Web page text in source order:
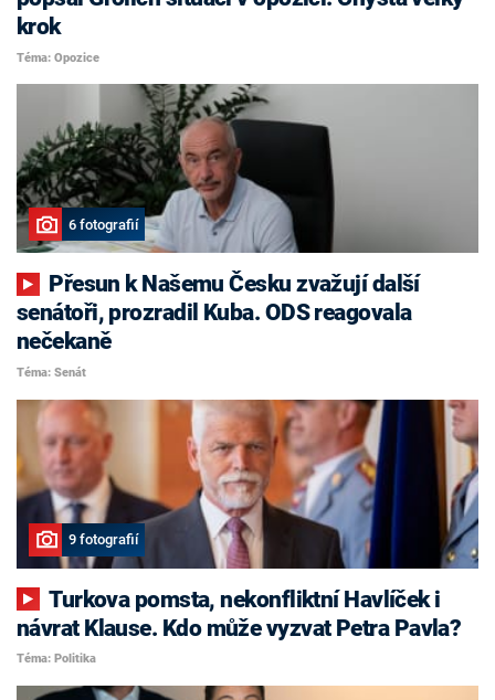
krok
Téma: Opozice
6 fotografií
senátoři, prozradil Kuba. ODS reagovala
nečekaně
Téma: Senát
9 fotografií
Turkova pomsta, nekonfliktní Havlíček i
návrat Klause. Kdo může vyzvat Petra Pavla?
Téma: Politika